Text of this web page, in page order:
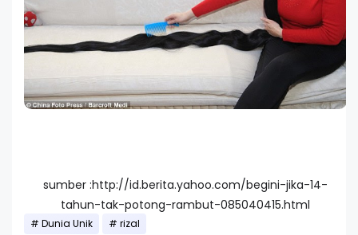
sumber :http://id.berita.yahoo.com/begini-jika-14-
tahun-tak-potong-rambut-085040415.html
Dunia Unik rizal